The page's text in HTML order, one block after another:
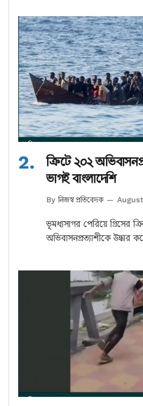
ক্রিটে ২০২
ভাগই বাংলাদেশি
By নিজস্ব প্রতিবেদক
ভূমধ্যসাগর পেরিয়ে গ্রিসের
অভিবাসনপ্রত্যাশীকে উদ্ধার